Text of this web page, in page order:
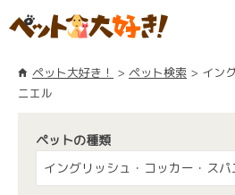
ペット大好き！ ペット検索
イン
ニエル
ペットの種類
イングリッシュ・コッカー・ス